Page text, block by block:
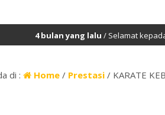
/ Selamat kepada seluruh murid
di : Home / Prestasi / KARATE